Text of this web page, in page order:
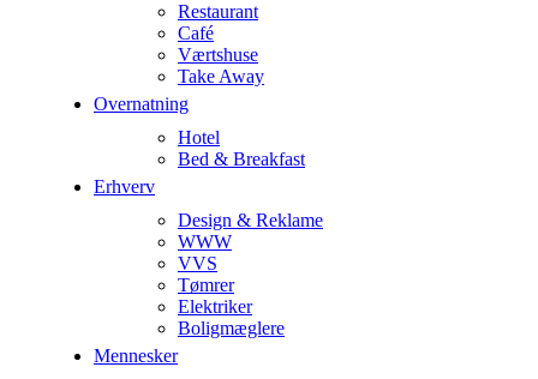
Restaurant
Café
Værtshuse
Take Away
Overnatning
Hotel
Bed & Breakfast
Erhverv
Design & Reklame
WWW
VVS
Tømrer
Elektriker
Boligmæglere
Mennesker